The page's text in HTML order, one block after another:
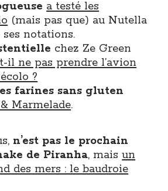
a testé les
(mais pas que) au Nutella
notations.
chez Ze Green
il ne pas prendre l’avion
?
farines sans gluten
Marmelade.
n’est pas le prochain
de Piranha, maisun
des mers : le baudroie